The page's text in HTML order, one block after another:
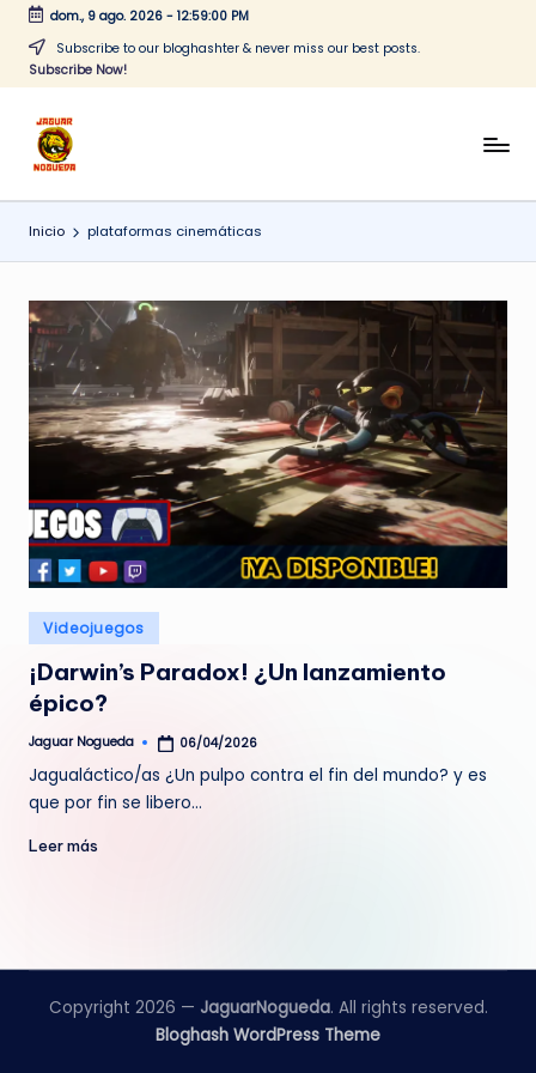
Saltar
dom., 9 ago. 2026- 12:59:00 PM
Subscribe to our bloghashter & never miss our best posts.
Subscribe Now!
J
a
g
a
r
N
o
u
e
d
a
CONTENIDO
Inicio plataformas cinemáticas
Publicado
en
Videojuegos
¡Darwin’s Paradox! ¿Un lanzamiento
épico?
Publicado
Jaguar Nogueda 06/04/2026
Jagualáctico/as ¿Un pulpo contra el fin del mundo? y es
que por fin se libero…
Leer más
Copyright 2026 — JaguarNogueda. All rights reserved.
Bloghash WordPress Theme